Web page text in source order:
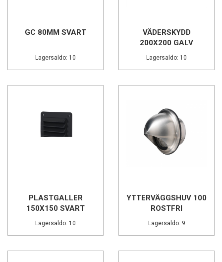
GC 80MM SVART
Lagersaldo: 10
VÄDERSKYDD
200X200 GALV
Lagersaldo: 10
PLASTGALLER
150X150 SVART
Lagersaldo: 10
YTTERVÄGGSHUV 100
ROSTFRI
Lagersaldo: 9